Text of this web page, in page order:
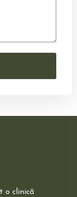
o clinică